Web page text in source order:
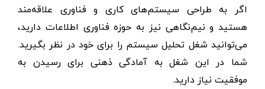
اگر به طراحی سیستم‌های کاری و فناوری علاقه‌مند
هستید و نیم‌نگاهی نیز به حوزه فناوری اطلاعات دارید،
می‌توانید شغل تحلیل سیستم را برای خود در نظر بگیرید.
شما در این شغل به آمادگی ذهنی برای رسیدن به
موفقیت نیاز دارید.